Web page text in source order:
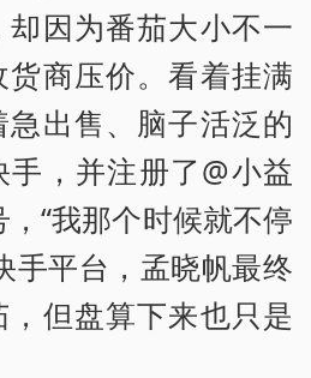
因为番茄大小不一
商压价。看着挂满
出售、脑子活泛的
，并注册了@小益
“我那个时候就不停
手平台，孟晓帆最终
但盘算下来也只是